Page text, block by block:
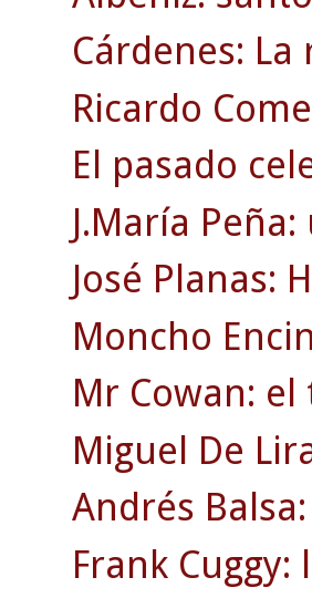
Cárdenes:
Ricardo
El pasado
J.María
José Planas:
Moncho
Mr Cowan:
Miguel De
Andrés
Frank